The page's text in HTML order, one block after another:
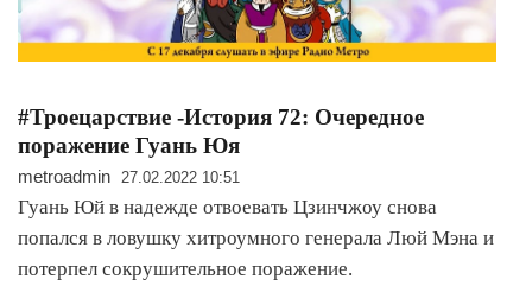
#Троецарствие -История 72: Очередное
поражение Гуань Юя
metroadmin 27.02.2022 10:51
Гуань Юй в надежде отвоевать Цзинчжоу снова
попался в ловушку хитроумного генерала Люй Мэна и
потерпел сокрушительное поражение.